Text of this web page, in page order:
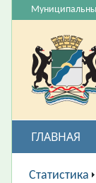
ГЛАВНАЯ
ВАКАНСИИ
Статистика